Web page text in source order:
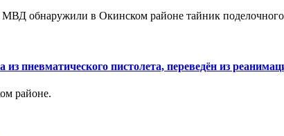
МВД обнаружили в Окинском районе тайник
пневматического пистолета, переведён из
районе.